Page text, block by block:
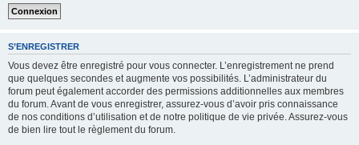
S’ENREGISTRER
Vous devez être enregistré pour vous connecter. L’enregistrement ne prend
que quelques secondes et augmente vos possibilités. L’administrateur du
forum peut également accorder des permissions additionnelles aux membres
du forum. Avant de vous enregistrer, assurez-vous d’avoir pris connaissance
de nos conditions d’utilisation et de notre politique de vie privée. Assurez-vous
de bien lire tout le règlement du forum.